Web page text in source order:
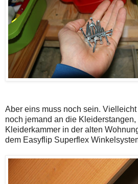
Aber eins muss noch sein.
noch jemand an die
Kleiderkammer in der alten
dem Easyflip Superflex